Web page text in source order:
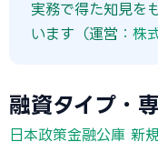
実務で得た知見を
います（運営： 株
融資タイプ・
日本政策金融公庫 新